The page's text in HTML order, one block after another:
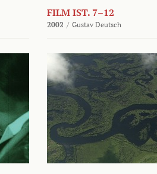
FILM IST. 7–12
2002 / Gustav Deutsch